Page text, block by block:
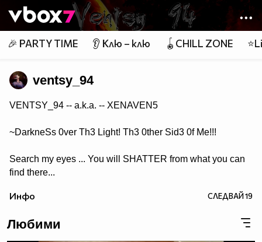
👾
🎉 PARTY TIME 👂 Клю – клю 🪀CHILL ZONE
ventsy_94
VENTSY_94 -- a.k.a. -- XENAVEN5
~DarkneSs 0ver Th3 Light! Th3 0ther Sid3 0f Me!!!
Search my eyes ... You will SHATTER from what you can
find there...
Инфо СЛЕДВАЙ19
Любими